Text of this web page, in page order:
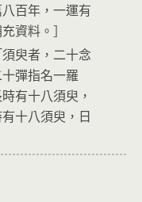
百年，一運有
資料。］
臾者，二十念
彈指名一羅
有十八須臾，
十八須臾，日